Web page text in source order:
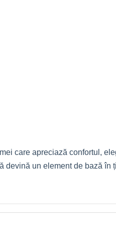
care apreciază confortul,
un element de bază în